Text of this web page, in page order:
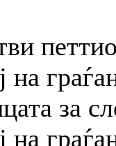
на
за
на